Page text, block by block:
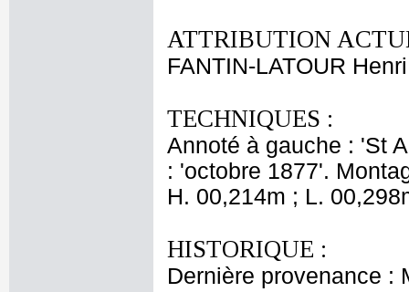
ATTRIBUTION
FANTIN-LATOUR Henri
TECHNIQUES :
Annoté à gauche : 'St
: 'octobre 1877'.
H. 00,214m ; L.
HISTORIQUE :
Dernière provenance :